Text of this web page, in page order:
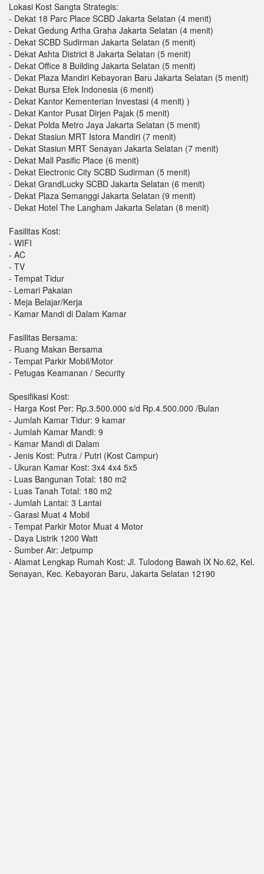
Lokasi Kost Sangta Strategis:
- Dekat 18 Parc Place SCBD Jakarta Selatan (4 menit)
- Dekat Gedung Artha Graha Jakarta Selatan (4 menit)
- Dekat SCBD Sudirman Jakarta Selatan (5 menit)
- Dekat Ashta District 8 Jakarta Selatan (5 menit)
- Dekat Office 8 Building Jakarta Selatan (5 menit)
- Dekat Plaza Mandiri Kebayoran Baru Jakarta Selatan (5 menit)
- Dekat Bursa Efek Indonesia (6 menit)
- Dekat Kantor Kementerian Investasi (4 menit) )
- Dekat Kantor Pusat Dirjen Pajak (5 menit)
- Dekat Polda Metro Jaya Jakarta Selatan (5 menit)
- Dekat Stasiun MRT Istora Mandiri (7 menit)
- Dekat Stasiun MRT Senayan Jakarta Selatan (7 menit)
- Dekat Mall Pasific Place (6 menit)
- Dekat Electronic City SCBD Sudirman (5 menit)
- Dekat GrandLucky SCBD Jakarta Selatan (6 menit)
- Dekat Plaza Semanggi Jakarta Selatan (9 menit)
- Dekat Hotel The Langham Jakarta Selatan (8 menit)
Fasilitas Kost:
- WIFI
- AC
- TV
- Tempat Tidur
- Lemari Pakaian
- Meja Belajar/Kerja
- Kamar Mandi di Dalam Kamar
Fasilitas Bersama:
- Ruang Makan Bersama
- Tempat Parkir Mobil/Motor
- Petugas Keamanan / Security
Spesifikasi Kost:
- Harga Kost Per: Rp.3.500.000 s/d Rp.4.500.000 /Bulan
- Jumlah Kamar Tidur: 9 kamar
- Jumlah Kamar Mandi: 9
- Kamar Mandi di Dalam
- Jenis Kost: Putra / Putri (Kost Campur)
- Ukuran Kamar Kost: 3x4 4x4 5x5
- Luas Bangunan Total: 180 m2
- Luas Tanah Total: 180 m2
- Jumlah Lantai: 3 Lantai
- Garasi Muat 4 Mobil
- Tempat Parkir Motor Muat 4 Motor
- Daya Listrik 1200 Watt
- Sumber Air: Jetpump
- Alamat Lengkap Rumah Kost: Jl. Tulodong Bawah IX No.62, Kel.
Senayan, Kec. Kebayoran Baru, Jakarta Selatan 12190